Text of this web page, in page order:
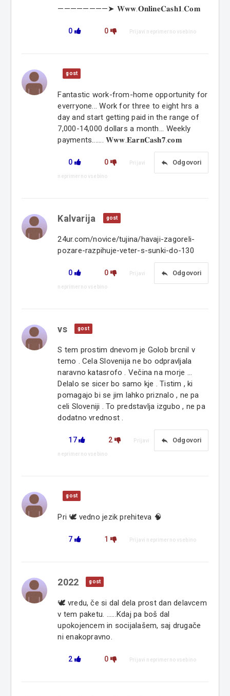
————————➤ 𝐖𝐰𝐰.𝐎𝐧𝐥𝐢𝐧𝐞𝐂𝐚𝐬𝐡𝟏.𝐂𝐨𝐦
0 0 Prijavi neprimerno vsebino
gost
Fantastic work-from-home opportunity for
everryone... Work for three to eight hrs a
day and start getting paid in the range of
7,000-14,000 dollars a month... Weekly
payments....... 𝐖𝐰𝐰.𝐄𝐚𝐫𝐧𝐂𝐚𝐬𝐡𝟕.𝐜𝐨𝐦
0 0 reply Odgovori
Prijavi
neprimerno vsebino
Kalvarija gost
24ur.com/novice/tujina/havaji-zagoreli-
pozare-razpihuje-veter-s-sunki-do-130
0 0 reply Odgovori
Prijavi
neprimerno vsebino
vs gost
S tem prostim dnevom je Golob brcnil v
temo . Cela Slovenija ne bo odpravljala
naravno katasrofo . Večina na morje ...
Delalo se sicer bo samo kje . Tistim , ki
pomagajo bi se jim lahko priznalo , ne pa
celi Sloveniji . To predstavlja izgubo , ne pa
dodatno vrednost .
17 2 reply Odgovori
Prijavi
neprimerno vsebino
gost
Pri 🕊 vedno jezik prehiteva 🧠
7 1 Prijavi neprimerno vsebino
2022 gost
🕊️ vredu, če si dal dela prost dan delavcem
v tem paketu. ......Kdaj pa boš dal
upokojencem in socijalašem, saj drugače
ni enakopravno.
2 0 Prijavi neprimerno vsebino